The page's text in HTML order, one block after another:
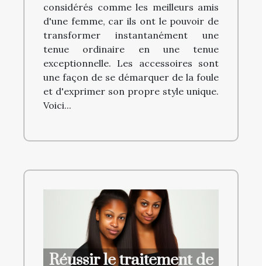
considérés comme les meilleurs amis
d'une femme, car ils ont le pouvoir de
transformer instantanément une
tenue ordinaire en une tenue
exceptionnelle. Les accessoires sont
une façon de se démarquer de la foule
et d'exprimer son propre style unique.
Voici...
Réussir le traitement de